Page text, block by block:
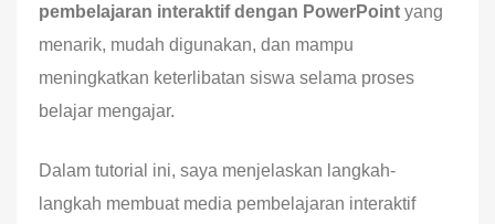
pembelajaran interaktif dengan PowerPoint yang
menarik, mudah digunakan, dan mampu
meningkatkan keterlibatan siswa selama proses
belajar mengajar.
Dalam tutorial ini, saya menjelaskan langkah-
langkah membuat media pembelajaran interaktif